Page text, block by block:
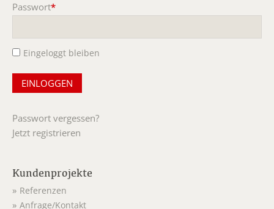
Passwort*
Eingeloggt bleiben
Passwort vergessen?
Jetzt registrieren
Kundenprojekte
Referenzen
Anfrage/Kontakt